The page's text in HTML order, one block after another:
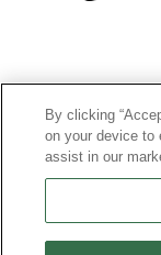
By clicking
on your device to
assist in our